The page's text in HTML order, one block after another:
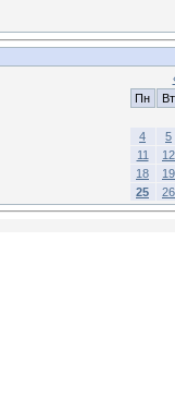
Пн
Вт
4
5
11
12
18
19
25
26